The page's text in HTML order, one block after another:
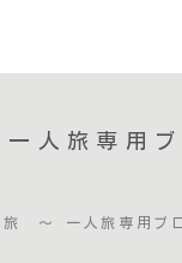
人旅専用ブ
〜 一人旅専用ブ